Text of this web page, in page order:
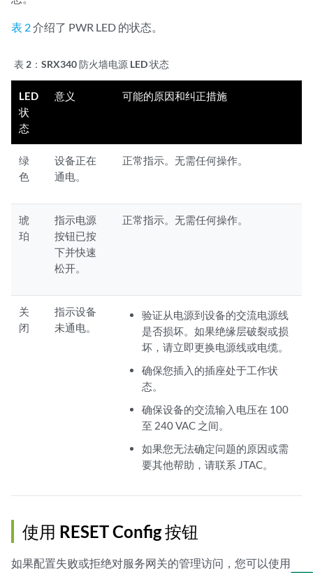
表 2介绍了 PWR LED 的状态。
表 2： SRX340 防火墙电源 LED 状态
LED
状
态
意义 可能的原因和纠正措施
绿
色
设备正在
通电。
正常指示。无需任何操作。
琥
珀
指示电源
按钮已按
下并快速
松开。
正常指示。无需任何操作。
关
闭
指示设备
未通电。
验证从电源到设备的交流电源线
是否损坏。如果绝缘层破裂或损
坏，请立即更换电源线或电缆。
确保您插入的插座处于工作状
态。
确保设备的交流输入电压在 100
至 240 VAC 之间。
如果您无法确定问题的原因或需
要其他帮助，请联系 JTAC。
使用 RESET Config 按钮
如果配置失败或拒绝对服务网关的管理访问，您可以使用